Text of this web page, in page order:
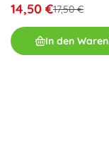
14,50 €17,50 €
In den